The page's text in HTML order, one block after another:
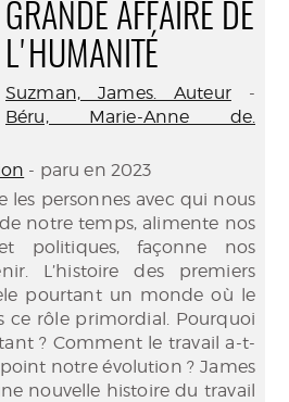
GRANDE AFFAIRE DE
L'HUMANITÉ
Suzman, James. Auteur-
Béru, Marie-Anne de.
- paru en 2023
les personnes avec qui nous
notre temps, alimente nos
politiques, façonne nos
L’histoire des premiers
pourtant un monde où le
ce rôle primordial. Pourquoi
? Comment le travail a-t-
notre évolution ? James
nouvelle histoire du travail